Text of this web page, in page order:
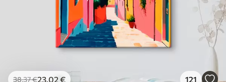
38.37€23.02 € 121